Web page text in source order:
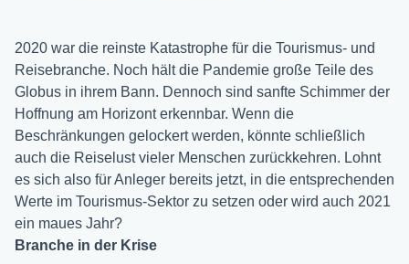
2020 war die reinste Katastrophe für die Tourismus- und
Reisebranche. Noch hält die Pandemie große Teile des
Globus in ihrem Bann. Dennoch sind sanfte Schimmer der
Hoffnung am Horizont erkennbar. Wenn die
Beschränkungen gelockert werden, könnte schließlich
auch die Reiselust vieler Menschen zurückkehren. Lohnt
es sich also für Anleger bereits jetzt, in die entsprechenden
Werte im Tourismus-Sektor zu setzen oder wird auch 2021
ein maues Jahr?
Branche in der Krise